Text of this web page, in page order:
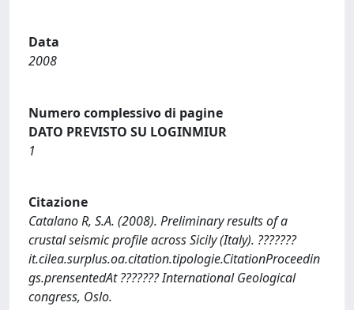
Data
2008
Numero complessivo di pagine
DATO PREVISTO SU LOGINMIUR
1
Citazione
Catalano R, S.A. (2008). Preliminary results of a
crustal seismic profile across Sicily (Italy). ???????
it.cilea.surplus.oa.citation.tipologie.CitationProceedin
gs.prensentedAt ??????? International Geological
congress, Oslo.